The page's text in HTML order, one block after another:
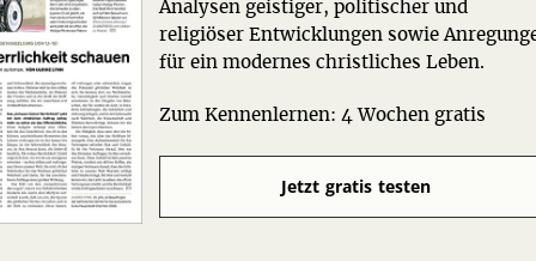
Analysen geistiger, politischer und
religiöser Entwicklungen sowie
für ein modernes christliches Leben.
Zum Kennenlernen: 4 Wochen gratis
Jetzt gratis testen